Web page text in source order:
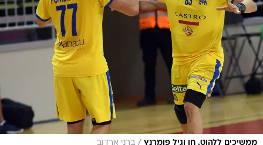
ממשיכים ללהוט. חן וגיל פומרנץ ברני ארדוב